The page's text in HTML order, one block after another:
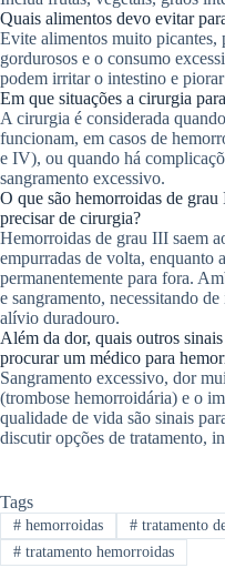
Quais alimentos devo evitar
Evite alimentos muito picantes,
gordurosos e o consumo
podem irritar o intestino e
Em que situações a cirurgia
A cirurgia é considerada
funcionam, em casos de
e IV), ou quando há
sangramento excessivo.
O que são hemorroidas de
precisar de cirurgia?
Hemorroidas de grau III saem
empurradas de volta, enquanto
permanentemente para fora.
e sangramento, necessitando
alívio duradouro.
Além da dor, quais outros
procurar um médico para
Sangramento excessivo, dor
(trombose hemorroidária) e o
qualidade de vida são sinais
discutir opções de tratamento,
Tags
#hemorroidas #tratamento
#tratamento hemorroidas